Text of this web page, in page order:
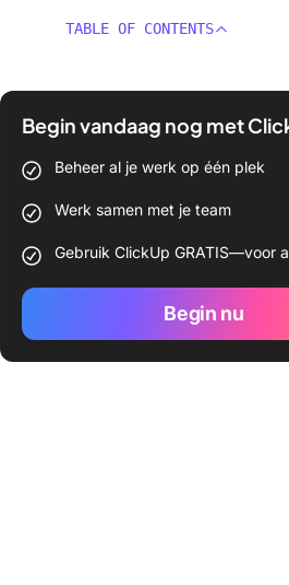
TABLE OF CONTENTS
Begin vandaag nog met
Beheer al je werk op één plek
Werk samen met je team
Gebruik ClickUp GRATIS—voor
Begin nu